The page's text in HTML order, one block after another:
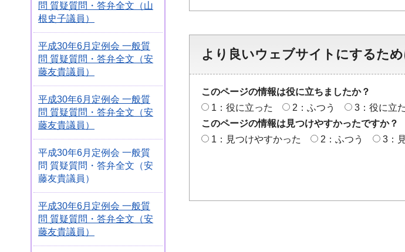
問 質疑質問・答弁全文（山
根史子議員）
平成30年6月定例会 一般質
問 質疑質問・答弁全文（安
藤友貴議員）
平成30年6月定例会 一般質
問 質疑質問・答弁全文（安
藤友貴議員）
平成30年6月定例会 一般質
問 質疑質問・答弁全文（安
藤友貴議員）
平成30年6月定例会 一般質
問 質疑質問・答弁全文（安
藤友貴議員）
より良いウェブサイトにするた
このページの情報は役に立ちましたか？
1：役に立った
2：ふつう
3：役に立
このページの情報は見つけやすかったですか？
1：見つけやすかった
2：ふつう 3：